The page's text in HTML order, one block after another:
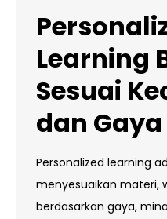
Learning
Sesuai
dan
Personalized learning
menyesuaikan materi,
berdasarkan gaya,